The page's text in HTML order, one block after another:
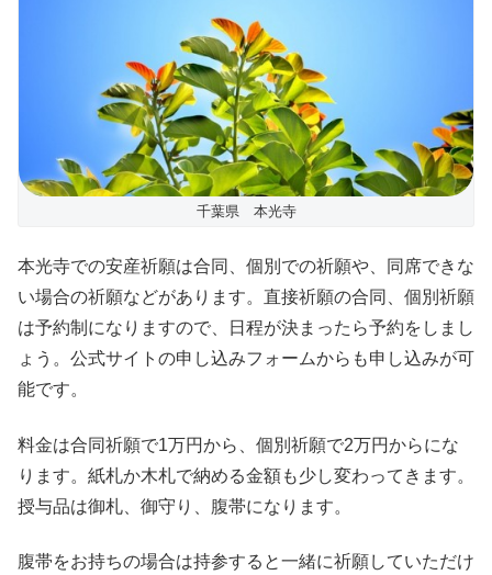
千葉県 本光寺
本光寺での安産祈願は合同、個別での祈願や、同席できな
い場合の祈願などがあります。直接祈願の合同、個別祈願
は予約制になりますので、日程が決まったら予約をしまし
ょう。公式サイトの申し込みフォームからも申し込みが可
能です。
料金は合同祈願で1万円から、個別祈願で2万円からにな
ります。紙札か木札で納める金額も少し変わってきます。
授与品は御札、御守り、腹帯になります。
腹帯をお持ちの場合は持参すると一緒に祈願していただけ